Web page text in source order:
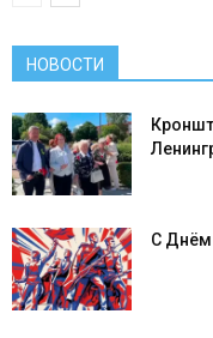
НОВОСТИ
С Днём